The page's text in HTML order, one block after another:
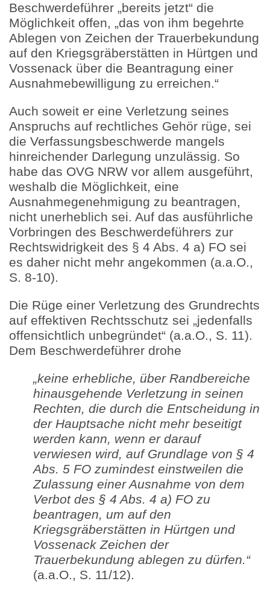
Beschwerdeführer „bereits jetzt“ die
Möglichkeit offen, „das von ihm begehrte
Ablegen von Zeichen der Trauerbekundung
auf den Kriegsgräberstätten in Hürtgen und
Vossenack über die Beantragung einer
Ausnahmebewilligung zu erreichen.“
Auch soweit er eine Verletzung seines
Anspruchs auf rechtliches Gehör rüge, sei
die Verfassungsbeschwerde mangels
hinreichender Darlegung unzulässig. So
habe das OVG NRW vor allem ausgeführt,
weshalb die Möglichkeit, eine
Ausnahmegenehmigung zu beantragen,
nicht unerheblich sei. Auf das ausführliche
Vorbringen des Beschwerdeführers zur
Rechtswidrigkeit des § 4 Abs. 4 a) FO sei
es daher nicht mehr angekommen (a.a.O.,
S. 8-10).
Die Rüge einer Verletzung des Grundrechts
auf effektiven Rechtsschutz sei „jedenfalls
offensichtlich unbegründet“ (a.a.O., S. 11).
Dem Beschwerdeführer drohe
„keine erhebliche, über Randbereiche
hinausgehende Verletzung in seinen
Rechten, die durch die Entscheidung in
der Hauptsache nicht mehr beseitigt
werden kann, wenn er darauf
verwiesen wird, auf Grundlage von § 4
Abs. 5 FO zumindest einstweilen die
Zulassung einer Ausnahme von dem
Verbot des § 4 Abs. 4 a) FO zu
beantragen, um auf den
Kriegsgräberstätten in Hürtgen und
Vossenack Zeichen der
Trauerbekundung ablegen zu dürfen.“
(a.a.O., S. 11/12).